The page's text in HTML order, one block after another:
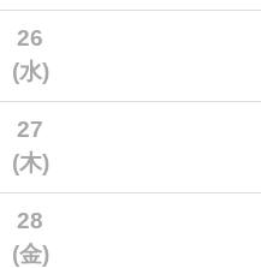
26
(水)
27
(木)
28
(金)